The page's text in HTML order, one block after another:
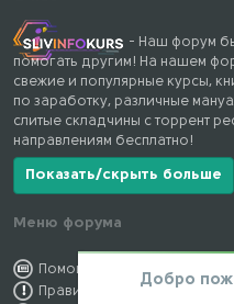
- Наш форум
помогать другим! На нашем
свежие и популярные курсы,
по заработку, различные
слитые складчины с торрент
направлениям бесплатно!
Показать/скрыть больше
Меню форума
Помощь по форуму
Правила форума
Добро